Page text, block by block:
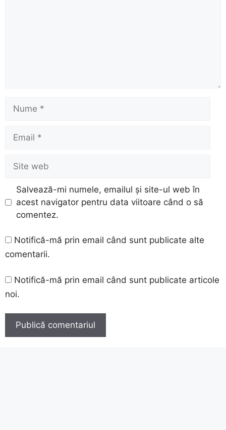
web
Salvează-mi numele, emailul și site-ul web în
acest navigator pentru data viitoare când o să
comentez.
Notifică-mă prin email când sunt publicate alte
comentarii.
Notifică-mă prin email când sunt publicate articole
noi.